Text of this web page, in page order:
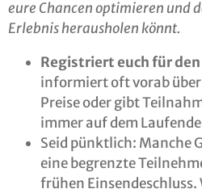
eure Chancen optimieren und
Erlebnis herausholen könnt.
Registriert euch für
informiert oft vorab
Preise oder gibt
immer auf dem
Seid pünktlich: Manche
eine begrenzte
frühen Einsendeschluss.